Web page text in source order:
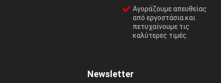
Αγοράζουμε απευθείας
από εργοστάσια και
πετυχαίνουμε τις
καλύτερες τιμές.
Newsletter